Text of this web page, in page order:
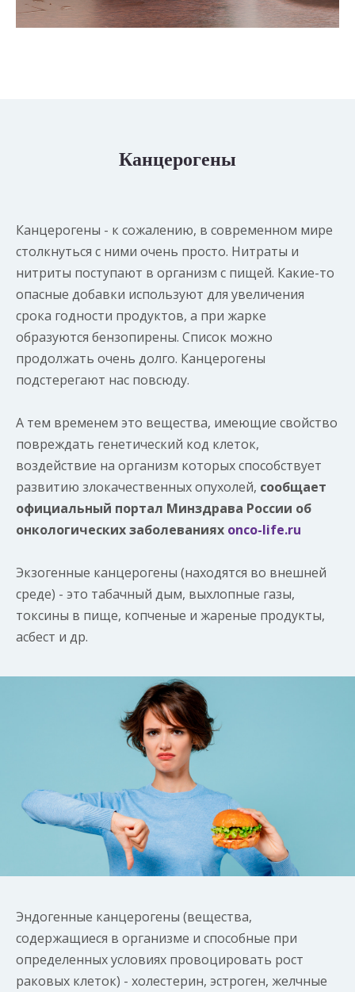
Канцерогены
Канцерогены - к сожалению, в современном мире
столкнуться с ними очень просто. Нитраты и
нитриты поступают в организм с пищей. Какие-то
опасные добавки используют для увеличения
срока годности продуктов, а при жарке
образуются бензопирены. Список можно
продолжать очень долго. Канцерогены
подстерегают нас повсюду.
А тем временем это вещества, имеющие свойство
повреждать генетический код клеток,
воздействие на организм которых способствует
развитию злокачественных опухолей, сообщает
официальный портал Минздрава России об
онкологических заболеваниях onco-life.ru
Экзогенные канцерогены (находятся во внешней
среде) - это табачный дым, выхлопные газы,
токсины в пище, копченые и жареные продукты,
асбест и др.
Эндогенные канцерогены (вещества,
содержащиеся в организме и способные при
определенных условиях провоцировать рост
раковых клеток) - холестерин, эстроген, желчные
Новости